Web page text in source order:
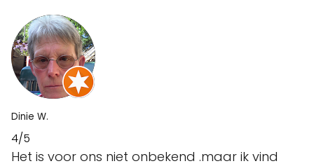
Dinie W.
4/5
Het is voor ons niet onbekend .maar ik vind